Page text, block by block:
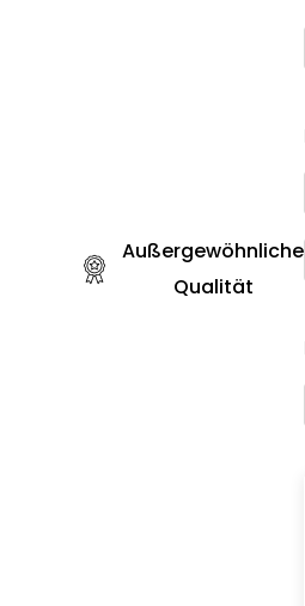
Außergewöhnliche
Qualität